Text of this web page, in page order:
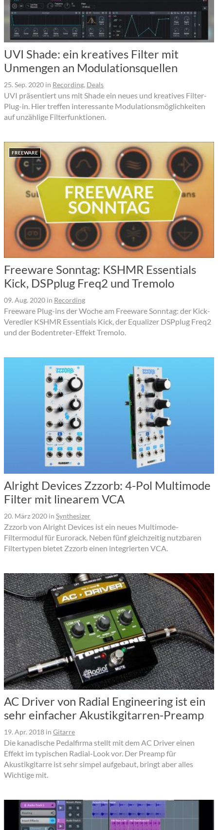
UVI Shade: ein kreatives Filter mit
Unmengen an Modulationsquellen
25. Sep. 2020 in Recording, Deals
UVI präsentiert uns mit Shade ein neues und kreatives Filter-
Plug-in. Hier treffen interessante Modulationsmöglichkeiten
auf unzählige Filterfunktionen.
FREEWARE
Freeware Sonntag: KSHMR Essentials
Kick, DSPplug Freq2 und Tremolo
09. Aug. 2020 in Recording
Freeware Plug-ins der Woche am Freeware Sonntag: der Kick-
Veredler KSHMR Essentials Kick, der Equalizer DSPplug Freq2
und der Bodentreter-Effekt Tremolo.
Alright Devices Zzzorb: 4-Pol Multimode
Filter mit linearem VCA
20. März 2020 in Synthesizer
Zzzorb von Alright Devices ist ein neues Multimode-
Filtermodul für Eurorack. Neben fünf gleichzeitig nutzbaren
Filtertypen bietet Zzzorb einen integrierten VCA.
AC Driver von Radial Engineering ist ein
sehr einfacher Akustikgitarren-Preamp
19. Apr. 2018 in Gitarre
Die kanadische Pedalfirma stellt mit dem AC Driver einen
Effekt im typischen Radial-Look vor. Der Preamp für
Akustikgitarre ist sehr simpel aufgebaut, bringt aber alles
Wichtige mit.